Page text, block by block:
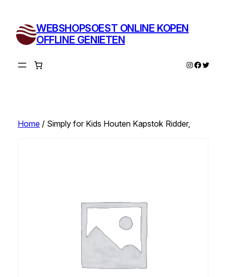
inhoud
WEBSHOPSOEST ONLINE KOPEN
OFFLINE GENIETEN
Instagram
Twitter
Home/ Simply for Kids Houten Kapstok Ridder,